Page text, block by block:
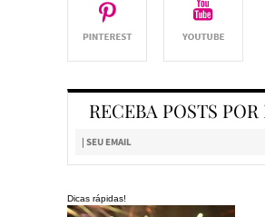
RECEBA POSTS
Dicas rápidas!